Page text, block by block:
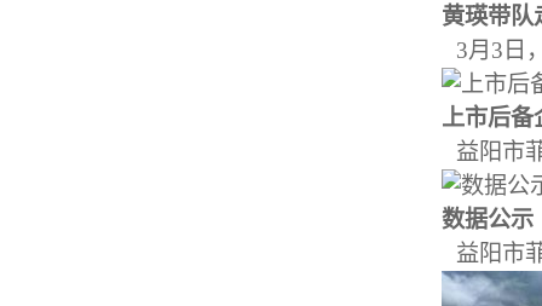
黄瑛带队
3月3日
上市后备
益阳市
数据公示
益阳市